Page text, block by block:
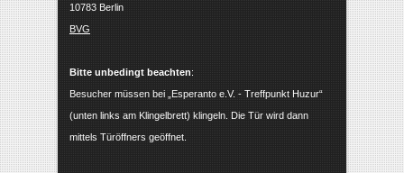
10783 Berlin
BVG
Bitte unbedingt beachten:
Besucher müssen bei „Esperanto e.V. - Treffpunkt Huzur“
(unten links am Klingelbrett) klingeln. Die Tür wird dann
mittels Türöffners geöffnet.